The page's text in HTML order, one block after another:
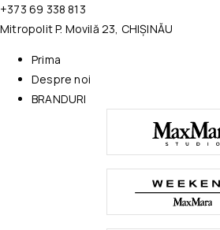
+373 69 338 813
Mitropolit P. Movilă 23, CHIȘINĂU
Prima
Despre noi
BRANDURI